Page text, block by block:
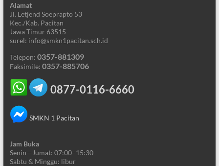
Alamat
Jl. Letjend Soeprapto 53
Kec./Kab. Pacitan
Jawa Timur 63515
surel: info@smkn1pacitan.sch.id
Telepon: 0357-881309
Faksimile: 0357-885706
0877-0116-6660
SMKN 1 Pacitan
Jam Buka
Senin—Jumat: 07:00–15:30
Sabtu & Minggu: libur